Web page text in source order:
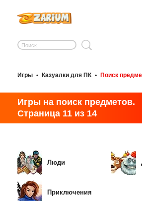
Игры • Казуалки для ПК • Поиск
Игры на поиск предметов.
Страница 11 из 14
Люди
Приключения